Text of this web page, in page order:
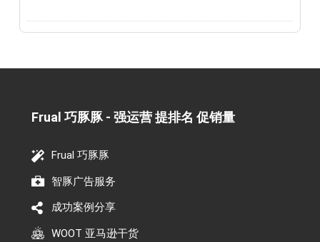
Frual 巧豚豚 - 强运营 提排名 促销量​
Frual 巧豚豚
智豚广告服务
成功案例分享
WOOT 亚马逊干货